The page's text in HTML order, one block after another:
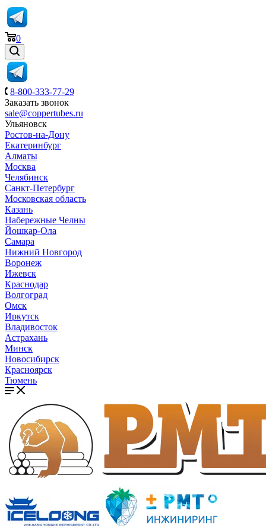
0
8-800-333-77-29
Заказать звонок
sale@coppertubes.ru
Ульяновск
Ростов-на-Дону
Екатеринбург
Алматы
Москва
Челябинск
Санкт-Петербург
Московская область
Казань
Набережные Челны
Йошкар-Ола
Самара
Нижний Новгород
Воронеж
Ижевск
Краснодар
Волгоград
Омск
Иркутск
Владивосток
Астрахань
Минск
Новосибирск
Красноярск
Тюмень